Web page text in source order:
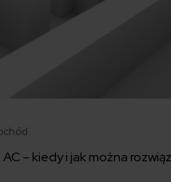
– kiedy i jak można